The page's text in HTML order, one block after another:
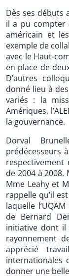
Dès ses débuts
il a pu compter
américain et
exemple de
avec le Haut-
en place de
D’autres
donné lieu à
variés : la
Amériques,
la gouvernance.
Dorval
prédécesseurs à
de 2004 à
Mme Leahy et
rappelle qu’il
laquelle
de Bernard
initiative dont il
rayonnement
apprécié
internationales
donner une